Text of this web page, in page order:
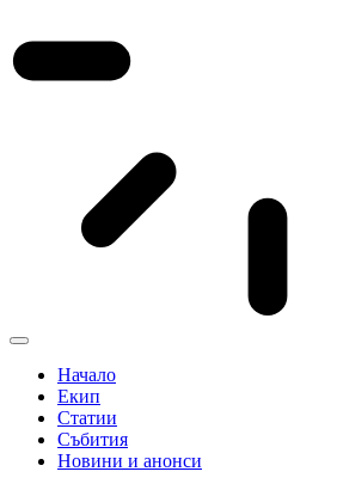
Начало
Екип
Статии
Събития
Новини и анонси